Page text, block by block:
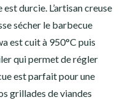
durcie. L’artisan creuse
sécher le barbecue
est cuit à 950°C puis
qui permet de régler
est parfait pour une
grillades de viandes